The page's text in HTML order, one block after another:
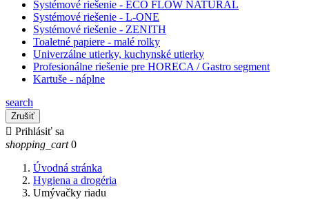
Systémové riešenie - ECO FLOW NATURAL
Systémové riešenie - L-ONE
Systémové riešenie - ZENITH
Toaletné papiere - malé rolky
Univerzálne utierky, kuchynské utierky
Profesionálne riešenie pre HORECA / Gastro segment
Kartuše - náplne
search
Zrušiť
 Prihlásiť sa
shopping_cart 0
Úvodná stránka
Hygiena a drogéria
Umývačky riadu